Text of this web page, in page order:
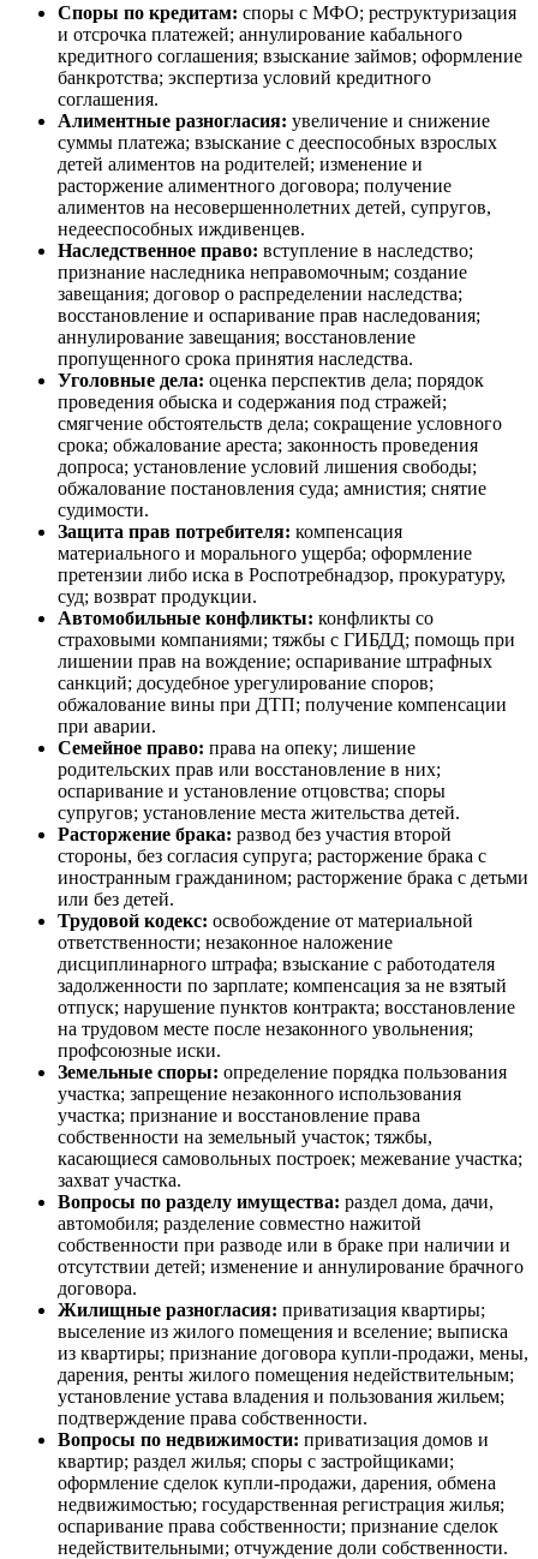
Споры по кредитам: споры с МФО; реструктуризация
и отсрочка платежей; аннулирование кабального
кредитного соглашения; взыскание займов; оформление
банкротства; экспертиза условий кредитного
соглашения.
Алиментные разногласия: увеличение и снижение
суммы платежа; взыскание с дееспособных взрослых
детей алиментов на родителей; изменение и
расторжение алиментного договора; получение
алиментов на несовершеннолетних детей, супругов,
недееспособных иждивенцев.
Наследственное право: вступление в наследство;
признание наследника неправомочным; создание
завещания; договор о распределении наследства;
восстановление и оспаривание прав наследования;
аннулирование завещания; восстановление
пропущенного срока принятия наследства.
Уголовные дела: оценка перспектив дела; порядок
проведения обыска и содержания под стражей;
смягчение обстоятельств дела; сокращение условного
срока; обжалование ареста; законность проведения
допроса; установление условий лишения свободы;
обжалование постановления суда; амнистия; снятие
судимости.
Защита прав потребителя: компенсация
материального и морального ущерба; оформление
претензии либо иска в Роспотребнадзор, прокуратуру,
суд; возврат продукции.
Автомобильные конфликты: конфликты со
страховыми компаниями; тяжбы с ГИБДД; помощь при
лишении прав на вождение; оспаривание штрафных
санкций; досудебное урегулирование споров;
обжалование вины при ДТП; получение компенсации
при аварии.
Семейное право: права на опеку; лишение
родительских прав или восстановление в них;
оспаривание и установление отцовства; споры
супругов; установление места жительства детей.
Расторжение брака: развод без участия второй
стороны, без согласия супруга; расторжение брака с
иностранным гражданином; расторжение брака с детьми
или без детей.
Трудовой кодекс: освобождение от материальной
ответственности; незаконное наложение
дисциплинарного штрафа; взыскание с работодателя
задолженности по зарплате; компенсация за не взятый
отпуск; нарушение пунктов контракта; восстановление
на трудовом месте после незаконного увольнения;
профсоюзные иски.
Земельные споры: определение порядка пользования
участка; запрещение незаконного использования
участка; признание и восстановление права
собственности на земельный участок; тяжбы,
касающиеся самовольных построек; межевание участка;
захват участка.
Вопросы по разделу имущества: раздел дома, дачи,
автомобиля; разделение совместно нажитой
собственности при разводе или в браке при наличии и
отсутствии детей; изменение и аннулирование брачного
договора.
Жилищные разногласия: приватизация квартиры;
выселение из жилого помещения и вселение; выписка
из квартиры; признание договора купли-продажи, мены,
дарения, ренты жилого помещения недействительным;
установление устава владения и пользования жильем;
подтверждение права собственности.
Вопросы по недвижимости: приватизация домов и
квартир; раздел жилья; споры с застройщиками;
оформление сделок купли-продажи, дарения, обмена
недвижимостью; государственная регистрация жилья;
оспаривание права собственности; признание сделок
недействительными; отчуждение доли собственности.